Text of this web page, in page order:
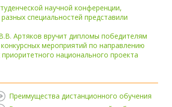
научной конференции,
специальностей представили
Артяков вручит дипломы победителям
мероприятий по направлению
национального проекта
Преимущества дистанционного обучения